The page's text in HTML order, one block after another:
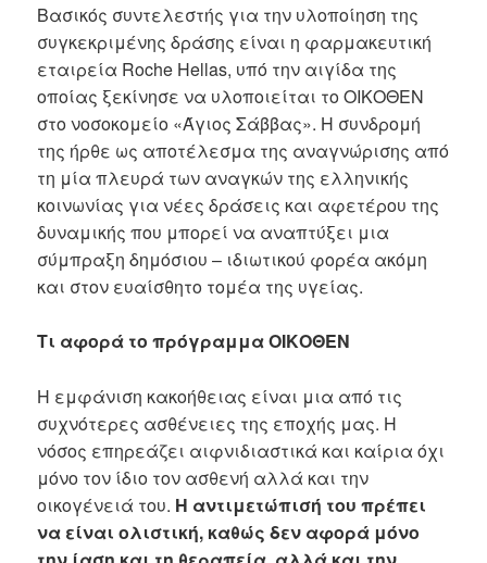
Βασικός συντελεστής για την υλοποίηση της
συγκεκριμένης δράσης είναι η φαρμακευτική
εταιρεία Roche Hellas, υπό την αιγίδα της
οποίας ξεκίνησε να υλοποιείται το ΟΙΚΟΘΕΝ
στο νοσοκομείο «Άγιος Σάββας». Η συνδρομή
της ήρθε ως αποτέλεσμα της αναγνώρισης από
τη μία πλευρά των αναγκών της ελληνικής
κοινωνίας για νέες δράσεις και αφετέρου της
δυναμικής που μπορεί να αναπτύξει μια
σύμπραξη δημόσιου – ιδιωτικού φορέα ακόμη
και στον ευαίσθητο τομέα της υγείας.
Τι αφορά το πρόγραμμα ΟΙΚΟΘΕΝ
Η εμφάνιση κακοήθειας είναι μια από τις
συχνότερες ασθένειες της εποχής μας. Η
νόσος επηρεάζει αιφνιδιαστικά και καίρια όχι
μόνο τον ίδιο τον ασθενή αλλά και την
οικογένειά του. Η αντιμετώπισή του πρέπει
να είναι ολιστική, καθώς δεν αφορά μόνο